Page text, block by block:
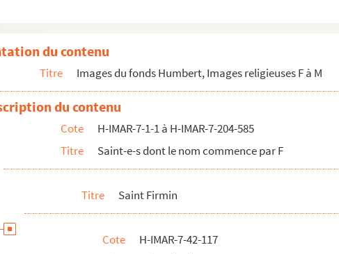
du contenu
Titre Images du fonds Humbert, Images religieuses F à M
du contenu
Cote
H-IMAR-7-1-1 à H-IMAR-7-204-585
Titre
Saint-e-s dont le nom commence par F
Titre Saint Firmin
Cote
H-IMAR-7-42-117